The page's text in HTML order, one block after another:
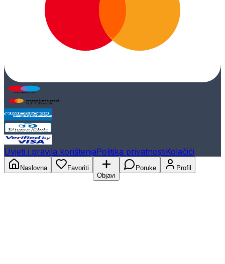
Uvjeti i pravila korištenjaPolitika privatnostiKolačići
Naslovna
Favoriti
Objavi
Poruke Profil